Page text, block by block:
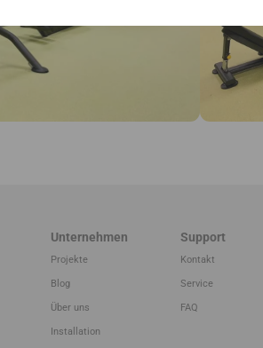
Unternehmen
Projekte
Blog
Über uns
Installation
Support
Kontakt
Service
FAQ